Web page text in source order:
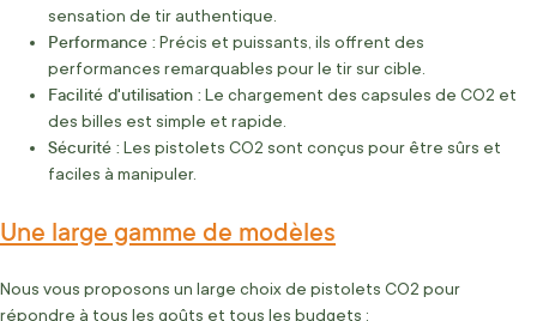
sensation de tir authentique.
Performance : Précis et puissants, ils offrent des
performances remarquables pour le tir sur cible.
Facilité d'utilisation : Le chargement des capsules de CO2 et
des billes est simple et rapide.
Sécurité : Les pistolets CO2 sont conçus pour être sûrs et
faciles à manipuler.
Une large gamme de modèles
Nous vous proposons un large choix de pistolets CO2 pour
répondre à tous les goûts et tous les budgets :